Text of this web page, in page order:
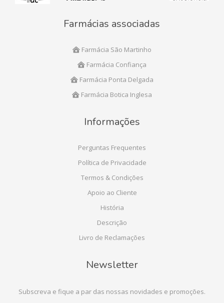
Farmácias associadas
Farmácia São Martinho
Farmácia Confiança
Farmácia Ponta Delgada
Farmácia Botica Inglesa
Informações
Perguntas Frequentes
Política de Privacidade
Termos & Condições
Apoio ao Cliente
História
Descrição
Livro de Reclamações
Newsletter
Subscreva e fique a par das nossas novidades e promoções.